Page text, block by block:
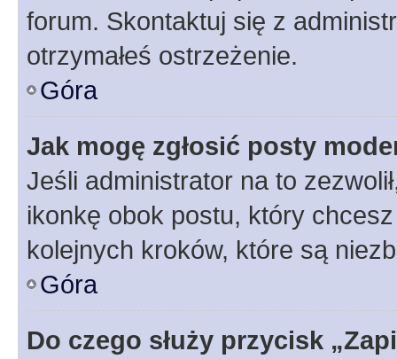
forum. Skontaktuj się z
otrzymałeś ostrzeżenie.
Góra
Jak mogę zgłosić posty
Jeśli administrator na to
ikonkę obok postu, który
kolejnych kroków, które są
Góra
Do czego służy przycisk